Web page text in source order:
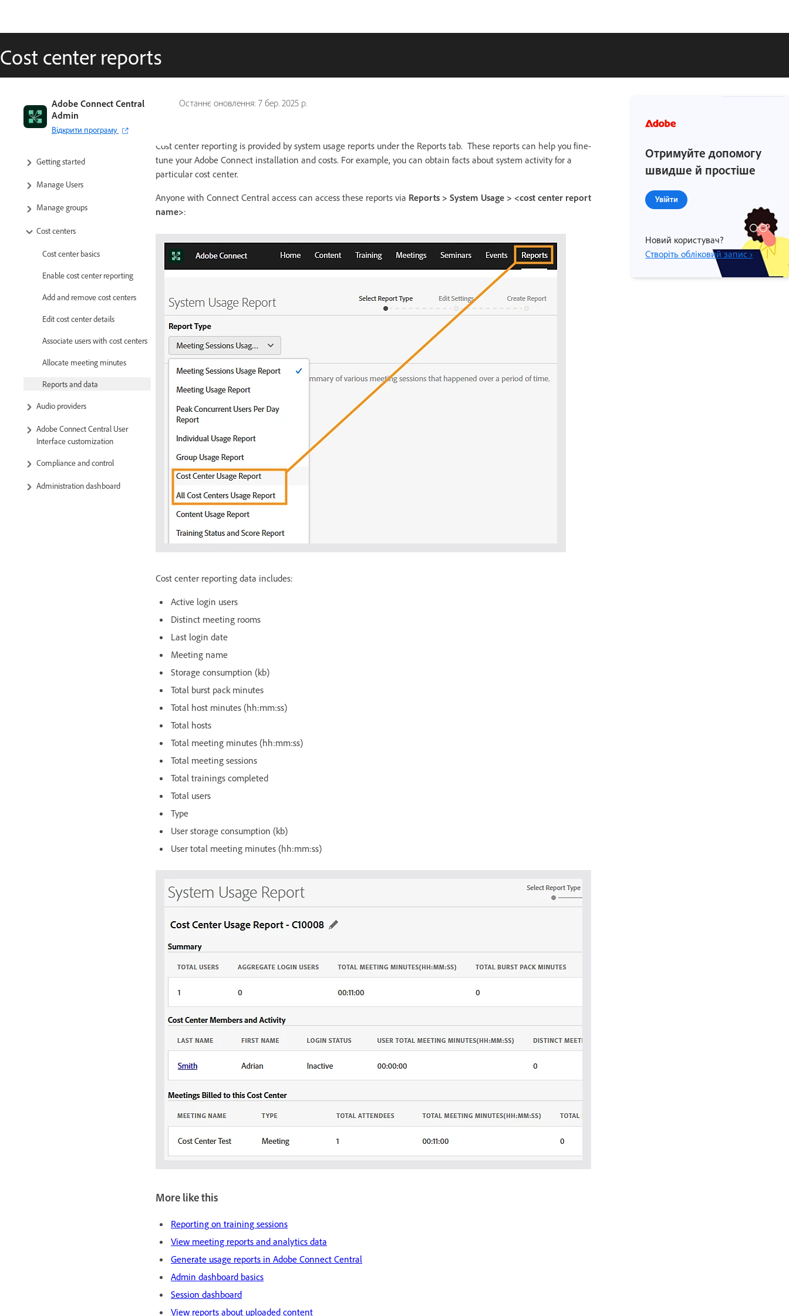
Cost center reports
Останнє оновлення: 7 бер. 2025 р.
Adobe Connect Central
Admin
Відкрити програму
Getting started
Manage Users
Manage groups
Cost centers
Cost center basics
Enable cost center reporting
Add and remove cost centers
Edit cost center details
Associate users with cost centers
Allocate meeting minutes
Reports and data
Audio providers
Adobe Connect Central User
Interface customization
Compliance and control
Administration dashboard
Cost center reporting is provided by system usage reports under the Reports tab. These reports can help you fine-
tune your Adobe Connect installation and costs. For example, you can obtain facts about system activity for a
particular cost center.
Anyone with Connect Central access can access these reports via Reports > System Usage > <cost center report
name>:
Cost center reporting data includes:
Active login users
Distinct meeting rooms
Last login date
Meeting name
Storage consumption (kb)
Total burst pack minutes
Total host minutes (hh:mm:ss)
Total hosts
Total meeting minutes (hh:mm:ss)
Total meeting sessions
Total trainings completed
Total users
Type
User storage consumption (kb)
User total meeting minutes (hh:mm:ss)
More like this
Reporting on training sessions
View meeting reports and analytics data
Generate usage reports in Adobe Connect Central
Admin dashboard basics
Session dashboard
View reports about uploaded content
Отримуйте допомогу
швидше й простіше
Увійти
Новий користувач?
Створіть обліковий запис ›